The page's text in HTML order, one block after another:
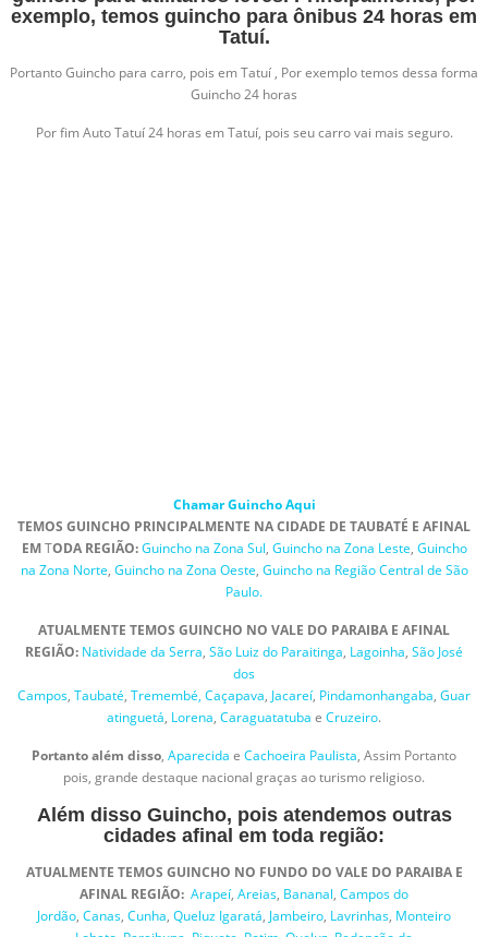
exemplo, temos guincho para ônibus 24 horas em
Tatuí.
Portanto Guincho para carro, pois em Tatuí , Por exemplo temos dessa forma
Guincho 24 horas
Por fim Auto Tatuí 24 horas em Tatuí, pois seu carro vai mais seguro.
Chamar Guincho Aqui
TEMOS GUINCHO PRINCIPALMENTE NA CIDADE DE TAUBATÉ E AFINAL
EMTODA REGIÃO: Guincho na Zona Sul, Guincho na Zona Leste, Guincho
na Zona Norte, Guincho na Zona Oeste, Guincho na Região Central de São
Paulo.
ATUALMENTE TEMOS GUINCHO NO VALE DO PARAIBA E AFINAL
REGIÃO: Natividade da Serra, São Luiz do Paraitinga, Lagoinha, São José
dos
Campos, Taubaté, Tremembé, Caçapava, Jacareí, Pindamonhangaba, Guar
atinguetá, Lorena, Caraguatatuba e Cruzeiro.
Portanto além disso, Aparecida e Cachoeira Paulista, Assim Portanto
pois, grande destaque nacional graças ao turismo religioso.
Além disso Guincho, pois atendemos outras
cidades afinal em toda região:
ATUALMENTE TEMOS GUINCHO NO FUNDO DO VALE DO PARAIBA E
AFINAL REGIÃO: Arapeí, Areias, Bananal, Campos do
Jordão, Canas, Cunha, Queluz Igaratá, Jambeiro, Lavrinhas, Monteiro